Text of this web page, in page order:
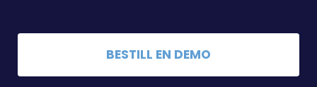
BESTILL EN DEMO